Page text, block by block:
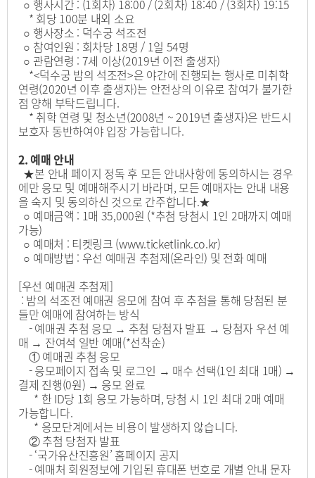
○ 행사시간 : (1회차) 18:00 / (2회차) 18:40 / (3회차) 19:15
* 회당 100분 내외 소요
○ 행사장소 : 덕수궁 석조전
○ 참여인원 : 회차당 18명 / 1일 54명
○ 관람연령 : 7세 이상(2019년 이전 출생자)
*<덕수궁 밤의 석조전>은 야간에 진행되는 행사로 미취학
연령(2020년 이후 출생자)는 안전상의 이유로 참여가 불가한
점 양해 부탁드립니다.
* 취학 연령 및 청소년(2008년 ~ 2019년 출생자)은 반드시
보호자 동반하여야 입장 가능합니다.
2. 예매 안내
★본 안내 페이지 정독 후 모든 안내사항에 동의하시는 경우
에만 응모 및 예매해주시기 바라며, 모든 예매자는 안내 내용
을 숙지 및 동의하신 것으로 간주합니다.★
○ 예매금액 : 1매 35,000원 (*추첨 당첨시 1인 2매까지 예매
가능)
○ 예매처 : 티켓링크 (www.ticketlink.co.kr)
○ 예매방법 : 우선 예매권 추첨제(온라인) 및 전화 예매
[우선 예매권 추첨제]
: 밤의 석조전 예매권 응모에 참여 후 추첨을 통해 당첨된 분
들만 예매에 참여하는 방식
- 예매권 추첨 응모 → 추첨 당첨자 발표 → 당첨자 우선 예
매 → 잔여석 일반 예매(*선착순)
① 예매권 추첨 응모
- 응모페이지 접속 및 로그인 → 매수 선택(1인 최대 1매) →
결제 진행(0원) → 응모 완료
* 한 ID당 1회 응모 가능하며, 당첨 시 1인 최대 2매 예매
가능합니다.
* 응모단계에서는 비용이 발생하지 않습니다.
② 추첨 당첨자 발표
- ‘국가유산진흥원’ 홈페이지 공지
- 예매처 회원정보에 기입된 휴대폰 번호로 개별 안내 문자